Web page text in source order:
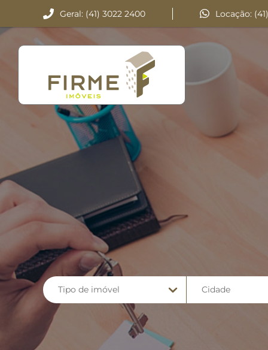
Geral: (41) 3022 2400 Locação:
Tipo de imóvel Cidade